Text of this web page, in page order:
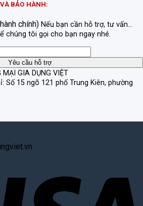
BẢO HÀNH:
chính) Nếu bạn cần hỗ trợ, tư vấn...
chúng tôi gọi cho bạn ngay nhé.
GIA DỤNG VIỆT
Số 15 ngõ 121 phố Trung Kiên, phường